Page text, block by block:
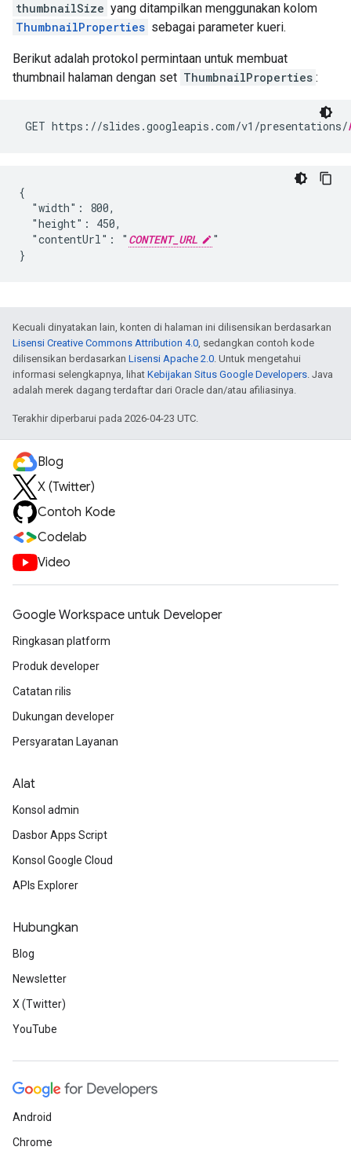
thumbnailSize yang ditampilkan menggunakan kolom
ThumbnailProperties sebagai parameter kueri.
Berikut adalah protokol permintaan untuk membuat
thumbnail halaman dengan set ThumbnailProperties :
GET https://slides.googleapis.com/v1/presentations/
{
  "width": 800,
  "height": 450,
  "contentUrl": "
CONTENT_URL
"
}
Kecuali dinyatakan lain, konten di halaman ini dilisensikan berdasarkan
Lisensi Creative Commons Attribution 4.0, sedangkan contoh kode
dilisensikan berdasarkan Lisensi Apache 2.0. Untuk mengetahui
informasi selengkapnya, lihat Kebijakan Situs Google Developers. Java
adalah merek dagang terdaftar dari Oracle dan/atau afiliasinya.
Terakhir diperbarui pada 2026-04-23 UTC.
Blog
X (Twitter)
Contoh Kode
Codelab
Video
Google Workspace untuk Developer
Ringkasan platform
Produk developer
Catatan rilis
Dukungan developer
Persyaratan Layanan
Alat
Konsol admin
Dasbor Apps Script
Konsol Google Cloud
APIs Explorer
Hubungkan
Blog
Newsletter
X (Twitter)
YouTube
Android
Chrome